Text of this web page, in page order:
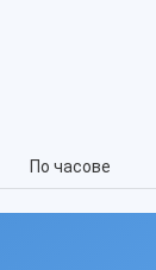
По часове